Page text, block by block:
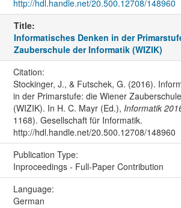
http://hdl.handle.net/20.500.12708/148960
Title:
Informatisches Denken in der
Zauberschule der Informatik (WIZIK)
Citation:
Stockinger, J., & Futschek, G. (2016).
in der Primarstufe: die Wiener
(WIZIK). In H. C. Mayr (Ed.), Informatik
1168). Gesellschaft für Informatik.
http://hdl.handle.net/20.500.12708/148960
Publication Type:
Inproceedings - Full-Paper Contribution
Language:
German